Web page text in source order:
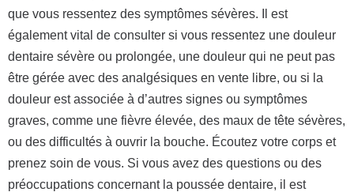
que vous ressentez des symptômes sévères. Il est
également vital de consulter si vous ressentez une douleur
dentaire sévère ou prolongée, une douleur qui ne peut pas
être gérée avec des analgésiques en vente libre, ou si la
douleur est associée à d’autres signes ou symptômes
graves, comme une fièvre élevée, des maux de tête sévères,
ou des difficultés à ouvrir la bouche. Écoutez votre corps et
prenez soin de vous. Si vous avez des questions ou des
préoccupations concernant la poussée dentaire, il est